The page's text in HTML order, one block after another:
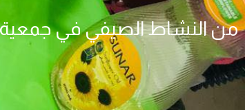
من النشاط الصيفي في جمعية